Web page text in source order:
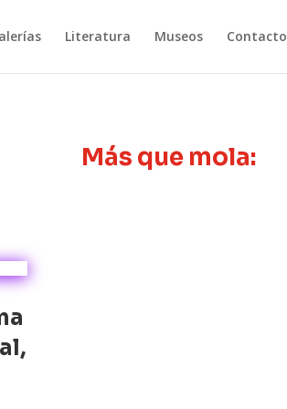
Literatura Museos Contacto
Más que mola: